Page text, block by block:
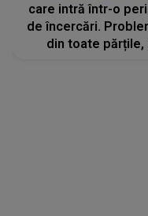
care intră într-o
de încercări.
din toate părțile,